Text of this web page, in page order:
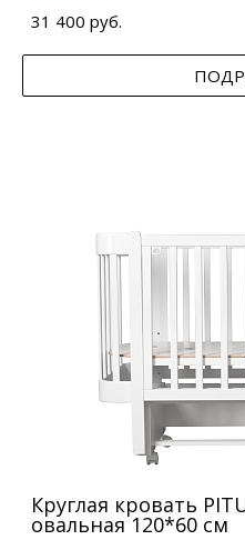
31 400 руб.
Круглая кровать
овальная 120*60 см